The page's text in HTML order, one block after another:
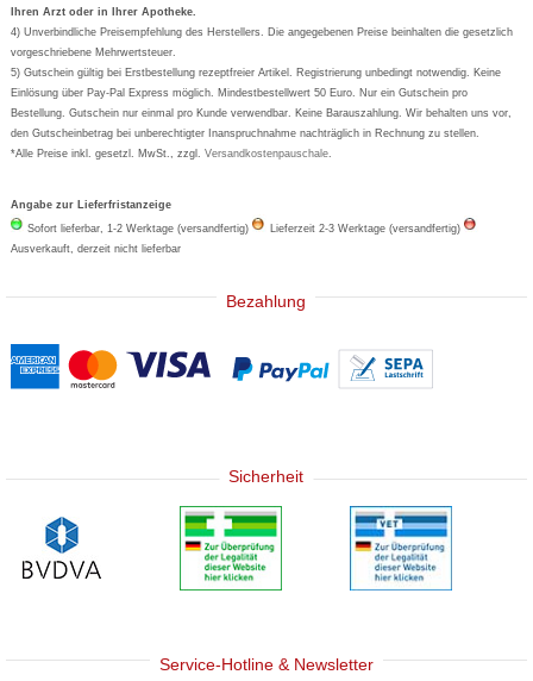
Wick
Eucerin
Basica
Ihren Arzt oder in Ihrer Apotheke.
4) Unverbindliche Preisempfehlung des Herstellers. Die angegebenen Preise beinhalten die gesetzlich
vorgeschriebene Mehrwertsteuer.
5) Gutschein gültig bei Erstbestellung rezeptfreier Artikel. Registrierung unbedingt notwendig. Keine
Einlösung über Pay-Pal Express möglich. Mindestbestellwert 50 Euro. Nur ein Gutschein pro
Bestellung. Gutschein nur einmal pro Kunde verwendbar. Keine Barauszahlung. Wir behalten uns vor,
den Gutscheinbetrag bei unberechtigter Inanspruchnahme nachträglich in Rechnung zu stellen.
*Alle Preise inkl. gesetzl. MwSt., zzgl.Versandkostenpauschale
Angabe zur Lieferfristanzeige
Sofort lieferbar, 1-2 Werktage (versandfertig)
Lieferzeit 2-3 Werktage (versandfertig)
Ausverkauft, derzeit nicht lieferbar
Bezahlung
Sicherheit
Service-Hotline & Newsletter